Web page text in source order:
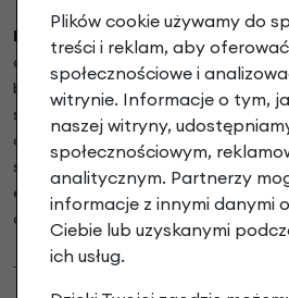
Pięknie wyprofilowane błotniki
w
dodatkiem w postaci
błotniku. Długość i szerokość
spełniają swoją rolę w trakcie
chroniąc nasze obuwie. Błotniki
samą techniką i lakierem co rama
ekstremalnie trwałe i odporne
atmosferyczne.
Plików cookie używamy do
treści i reklam, aby
społecznościowe i
witrynie. Informacje o tym,
naszej witryny,
społecznościowym,
analitycznym. Partnerzy
informacje z innymi danymi
Ciebie lub uzyskanymi
ich usług.